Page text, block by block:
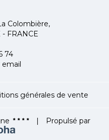
Colombière,
FRANCE
74
email
générales de vente
| Propulsé par